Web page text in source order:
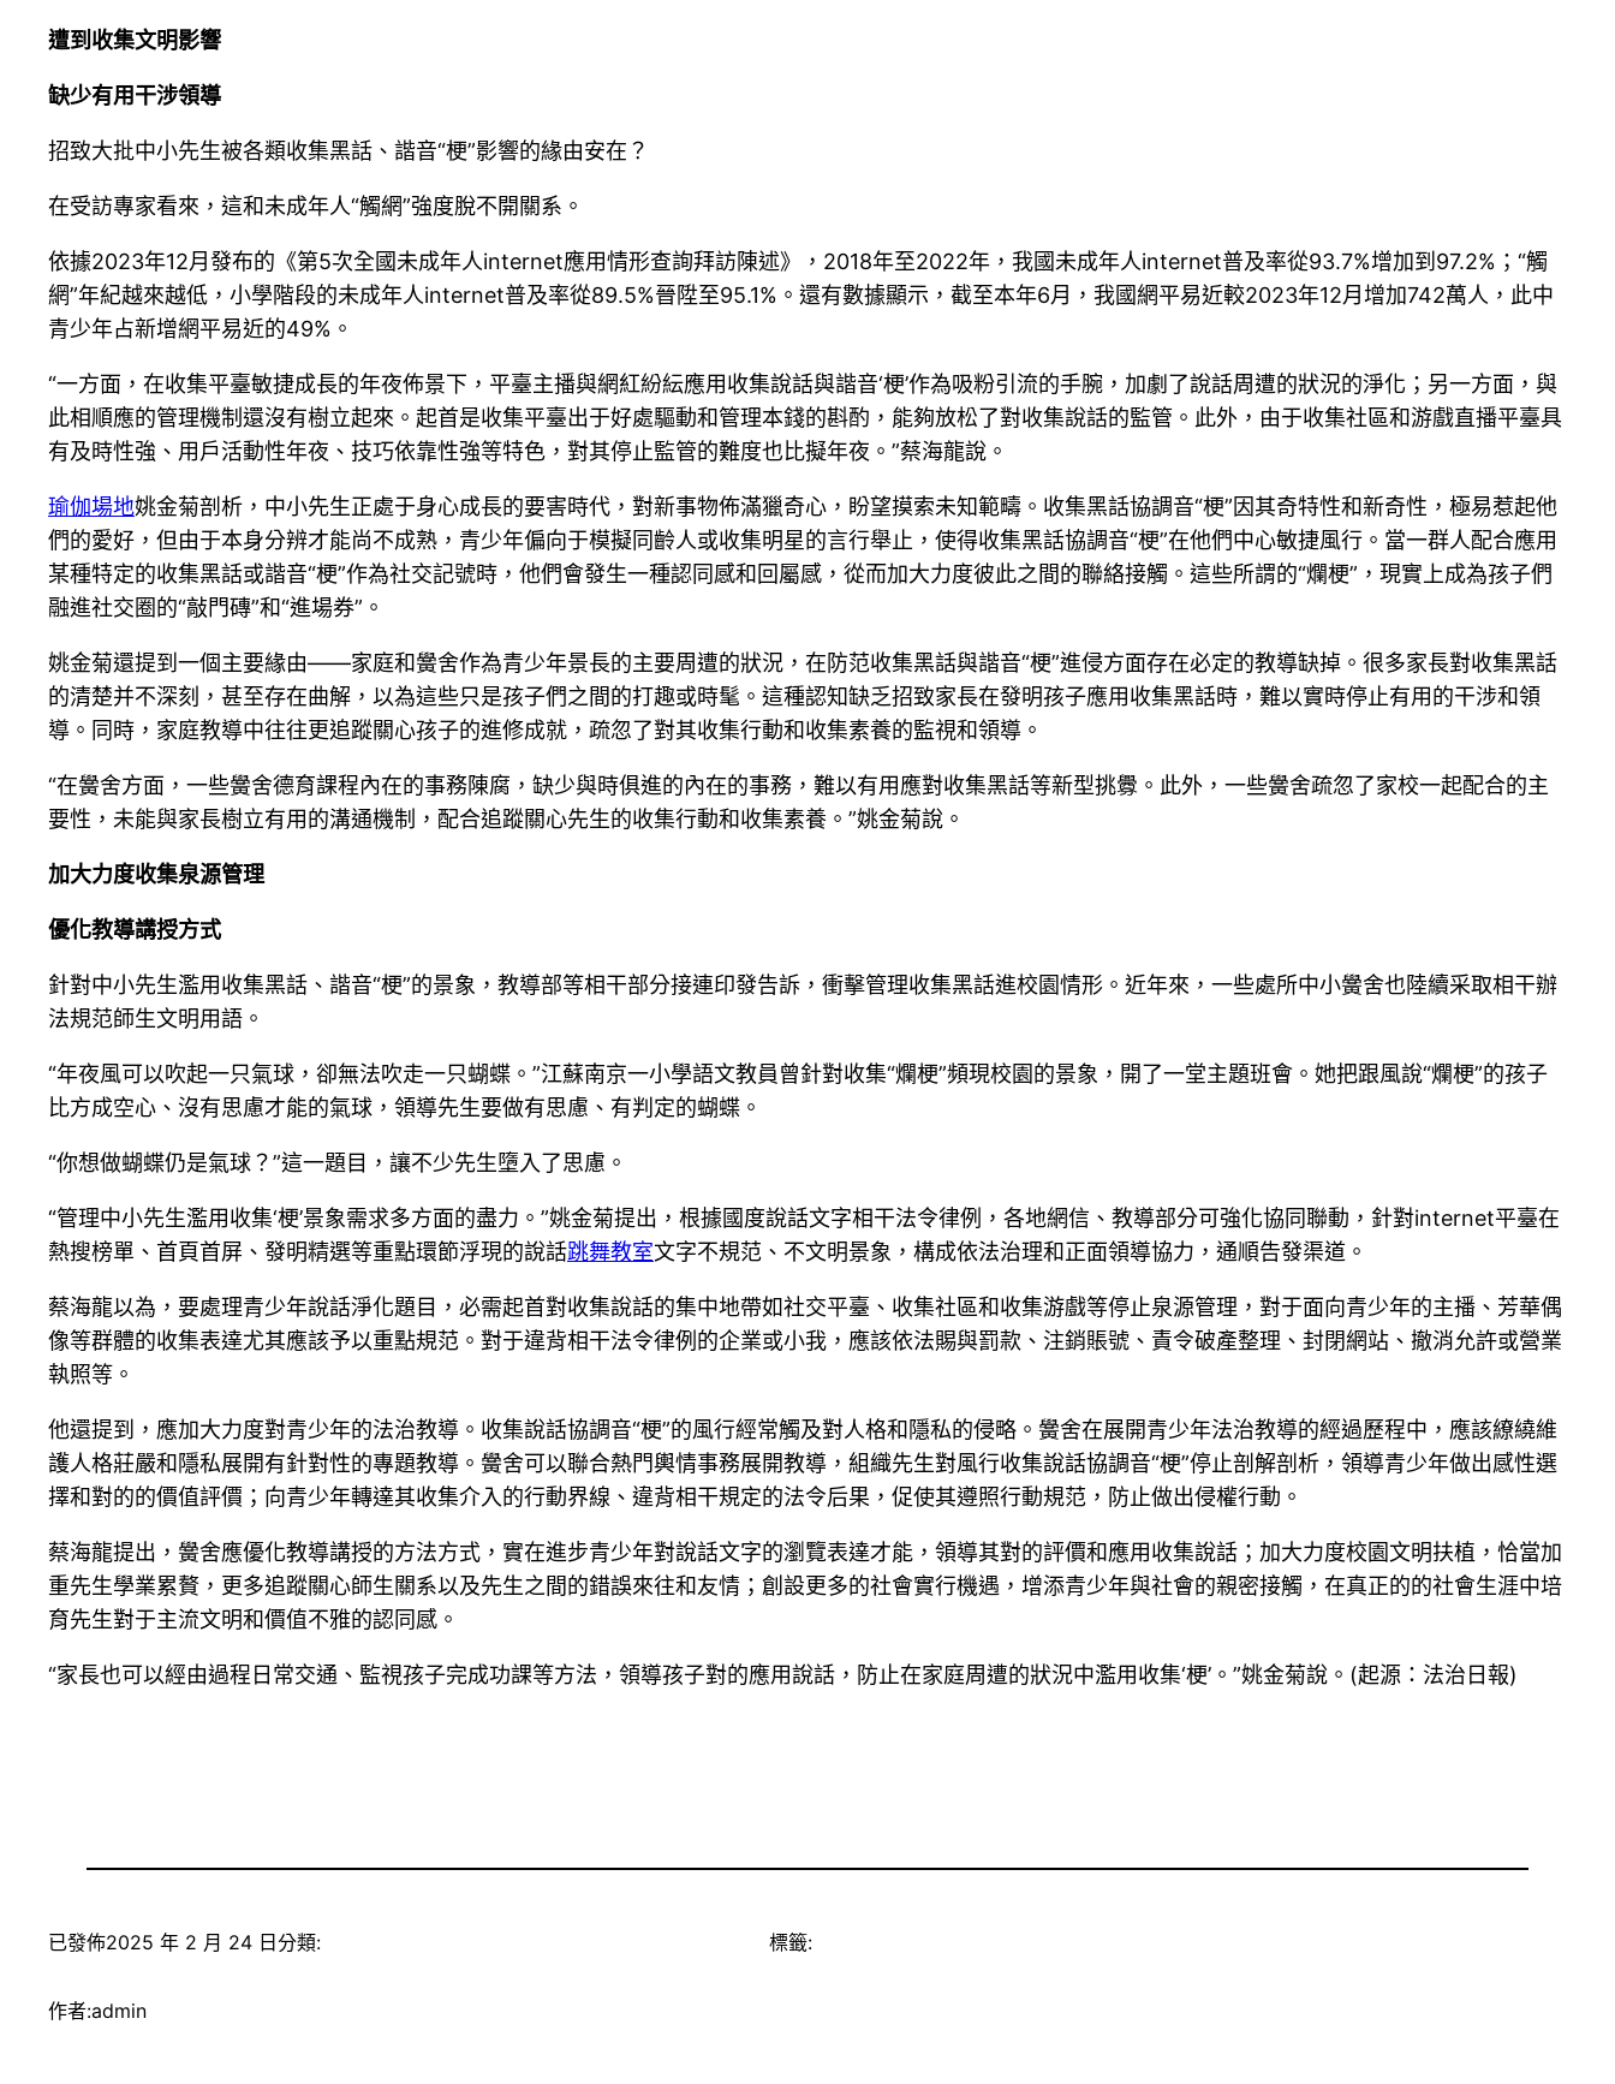
遭到收集文明影響
缺少有用干涉領導
招致大批中小先生被各類收集黑話、諧音“梗”影響的緣由安在？
在受訪專家看來，這和未成年人“觸網”強度脫不開關系。
依據2023年12月發布的《第5次全國未成年人internet應用情形查詢拜訪陳述》，2018年至2022年，我國未成年人internet普及率從93.7%增加到97.2%；“觸
網”年紀越來越低，小學階段的未成年人internet普及率從89.5%晉陞至95.1%。還有數據顯示，截至本年6月，我國網平易近較2023年12月增加742萬人，此中
青少年占新增網平易近的49%。
“一方面，在收集平臺敏捷成長的年夜佈景下，平臺主播與網紅紛紜應用收集說話與諧音‘梗’作為吸粉引流的手腕，加劇了說話周遭的狀況的淨化；另一方面，與
此相順應的管理機制還沒有樹立起來。起首是收集平臺出于好處驅動和管理本錢的斟酌，能夠放松了對收集說話的監管。此外，由于收集社區和游戲直播平臺具
有及時性強、用戶活動性年夜、技巧依靠性強等特色，對其停止監管的難度也比擬年夜。”蔡海龍說。
瑜伽場地姚金菊剖析，中小先生正處于身心成長的要害時代，對新事物佈滿獵奇心，盼望摸索未知範疇。收集黑話協調音“梗”因其奇特性和新奇性，極易惹起他
們的愛好，但由于本身分辨才能尚不成熟，青少年偏向于模擬同齡人或收集明星的言行舉止，使得收集黑話協調音“梗”在他們中心敏捷風行。當一群人配合應用
某種特定的收集黑話或諧音“梗”作為社交記號時，他們會發生一種認同感和回屬感，從而加大力度彼此之間的聯絡接觸。這些所謂的“爛梗”，現實上成為孩子們
融進社交圈的“敲門磚”和“進場券”。
姚金菊還提到一個主要緣由——家庭和黌舍作為青少年景長的主要周遭的狀況，在防范收集黑話與諧音“梗”進侵方面存在必定的教導缺掉。很多家長對收集黑話
的清楚并不深刻，甚至存在曲解，以為這些只是孩子們之間的打趣或時髦。這種認知缺乏招致家長在發明孩子應用收集黑話時，難以實時停止有用的干涉和領
導。同時，家庭教導中往往更追蹤關心孩子的進修成就，疏忽了對其收集行動和收集素養的監視和領導。
“在黌舍方面，一些黌舍德育課程內在的事務陳腐，缺少與時俱進的內在的事務，難以有用應對收集黑話等新型挑釁。此外，一些黌舍疏忽了家校一起配合的主
要性，未能與家長樹立有用的溝通機制，配合追蹤關心先生的收集行動和收集素養。”姚金菊說。
加大力度收集泉源管理
優化教導講授方式
針對中小先生濫用收集黑話、諧音“梗”的景象，教導部等相干部分接連印發告訴，衝擊管理收集黑話進校園情形。近年來，一些處所中小黌舍也陸續采取相干辦
法規范師生文明用語。
“年夜風可以吹起一只氣球，卻無法吹走一只蝴蝶。”江蘇南京一小學語文教員曾針對收集“爛梗”頻現校園的景象，開了一堂主題班會。她把跟風說“爛梗”的孩子
比方成空心、沒有思慮才能的氣球，領導先生要做有思慮、有判定的蝴蝶。
“你想做蝴蝶仍是氣球？”這一題目，讓不少先生墮入了思慮。
“管理中小先生濫用收集‘梗’景象需求多方面的盡力。”姚金菊提出，根據國度說話文字相干法令律例，各地網信、教導部分可強化協同聯動，針對internet平臺在
熱搜榜單、首頁首屏、發明精選等重點環節浮現的說話跳舞教室文字不規范、不文明景象，構成依法治理和正面領導協力，通順告發渠道。
蔡海龍以為，要處理青少年說話淨化題目，必需起首對收集說話的集中地帶如社交平臺、收集社區和收集游戲等停止泉源管理，對于面向青少年的主播、芳華偶
像等群體的收集表達尤其應該予以重點規范。對于違背相干法令律例的企業或小我，應該依法賜與罰款、注銷賬號、責令破產整理、封閉網站、撤消允許或營業
執照等。
他還提到，應加大力度對青少年的法治教導。收集說話協調音“梗”的風行經常觸及對人格和隱私的侵略。黌舍在展開青少年法治教導的經過歷程中，應該繚繞維
護人格莊嚴和隱私展開有針對性的專題教導。黌舍可以聯合熱門輿情事務展開教導，組織先生對風行收集說話協調音“梗”停止剖解剖析，領導青少年做出感性選
擇和對的的價值評價；向青少年轉達其收集介入的行動界線、違背相干規定的法令后果，促使其遵照行動規范，防止做出侵權行動。
蔡海龍提出，黌舍應優化教導講授的方法方式，實在進步青少年對說話文字的瀏覽表達才能，領導其對的評價和應用收集說話；加大力度校園文明扶植，恰當加
重先生學業累贅，更多追蹤關心師生關系以及先生之間的錯誤來往和友情；創設更多的社會實行機遇，增添青少年與社會的親密接觸，在真正的的社會生涯中培
育先生對于主流文明和價值不雅的認同感。
“家長也可以經由過程日常交通、監視孩子完成功課等方法，領導孩子對的應用說話，防止在家庭周遭的狀況中濫用收集‘梗’。”姚金菊說。(起源：法治日報)
已發佈2025 年 2 月 24 日 分類:
作者:admin
標籤: